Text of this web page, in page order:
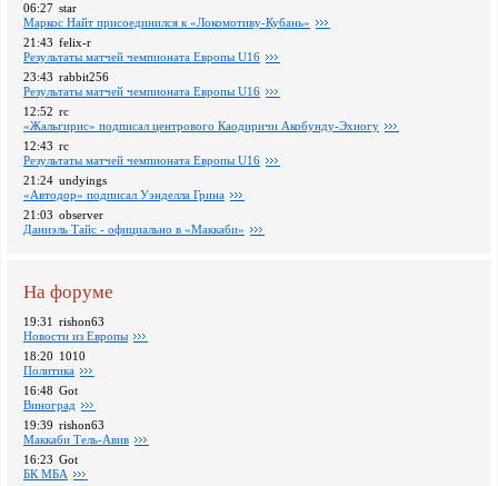
06:27 star
Маркос Найт присоединился к «Локомотиву-Кубань»
21:43 felix-r
Pезультаты матчей чемпионата Европы U16
23:43 rabbit256
Pезультаты матчей чемпионата Европы U16
12:52 rc
«Жальгирис» подписал центрового Каодиричи Акобунду-Эхиогу
12:43 rc
Pезультаты матчей чемпионата Европы U16
21:24 undyings
«Автодор» подписал Уэнделла Грина
21:03 observer
Даниэль Тайс - официально в «Маккаби»
На форуме
19:31 rishon63
Новости из Европы
18:20 1010
Политика
16:48 Got
Виноград
19:39 rishon63
Маккаби Тель-Авив
16:23 Got
БК МБА